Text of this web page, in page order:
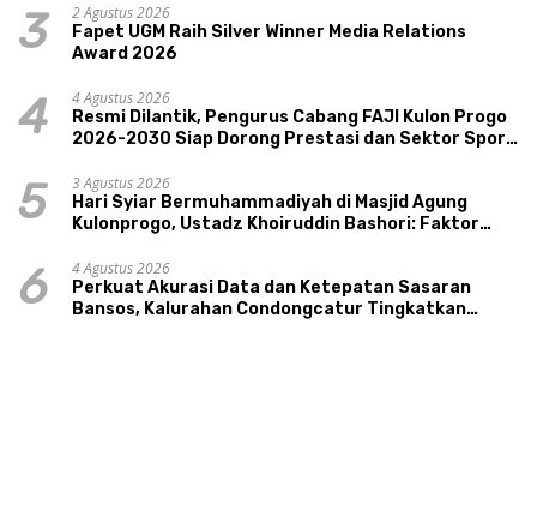
3
2 Agustus 2026
Fapet UGM Raih Silver Winner Media Relations
Award 2026
4
4 Agustus 2026
Resmi Dilantik, Pengurus Cabang FAJI Kulon Progo
2026-2030 Siap Dorong Prestasi dan Sektor Sport
5
3 Agustus 2026
Hari Syiar Bermuhammadiyah di Masjid Agung
Kulonprogo, Ustadz Khoiruddin Bashori: Faktor
6
4 Agustus 2026
Perkuat Akurasi Data dan Ketepatan Sasaran
Bansos, Kalurahan Condongcatur Tingkatkan